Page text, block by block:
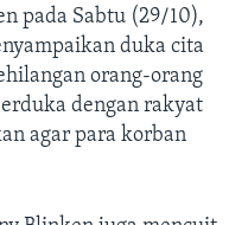
pada Sabtu (29/10),
duka cita
orang-orang
dengan rakyat
agar para korban